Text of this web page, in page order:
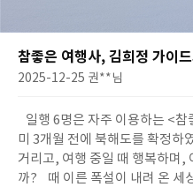
참좋은 여행사, 김희정 가이
2025-12-25 권**님
일행 6명은 자주 이용하는 <
미 3개월 전에 북해도를 확정하
거리고, 여행 중일 때 행복하며,
까? 때 이른 폭설이 내려 온 세상이 하얗게 변한 북해도에서의 3박